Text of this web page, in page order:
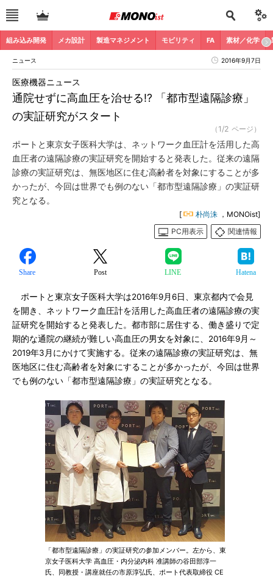
組み込み開発 メカ設計 製造マネジメント モビリティ FA 素材／化学
ニュース 2016年9月7日
通院せずに高血圧を治せる!? 「都市型遠隔診療」
の実証研究がスタート
医療機器ニュース
（1/2 ページ）
ポートと東京女子医科大学は、ネットワーク血圧計を活用した高
血圧者の遠隔診療の実証研究を開始すると発表した。従来の遠隔
診療の実証研究は、無医地区に住む高齢者を対象にすることが多
かったが、今回は世界でも例のない「都市型遠隔診療」の実証研
究となる。
[ 朴尚洙 ，MONOist]
PC用表示
関連情報
Share Post LINE Hatena
ポートと東京女子医科大学は2016年9月6日、東京都内で会見
を開き、ネットワーク血圧計を活用した高血圧者の遠隔診療の実
証研究を開始すると発表した。都市部に居住する、働き盛りで定
期的な通院の継続が難しい高血圧の男女を対象に、2016年9月～
2019年3月にかけて実施する。従来の遠隔診療の実証研究は、無
医地区に住む高齢者を対象にすることが多かったが、今回は世界
でも例のない「都市型遠隔診療」の実証研究となる。
「都市型遠隔診療」の実証研究の参加メンバー。左から、東
京女子医科大学 高血圧・内分泌内科 准講師の谷田部淳一
氏、同教授・講座就任の市原淳弘氏、ポート代表取締役 CE